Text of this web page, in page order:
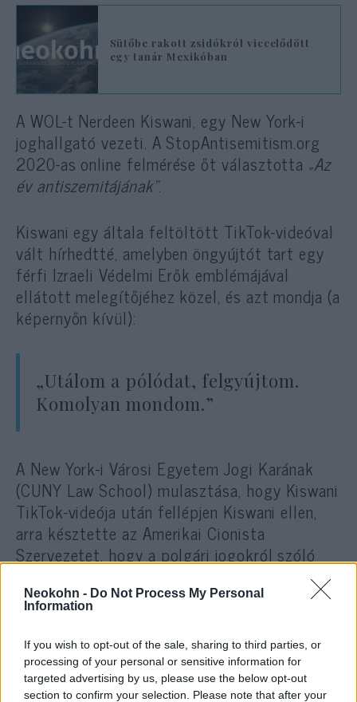
Neokohn - Do Not Process My Personal
Information
If you wish to opt-out of the sale, sharing to third parties, or
processing of your personal or sensitive information for
targeted advertising by us, please use the below opt-out
section to confirm your selection. Please note that after your
Sütőbe rakott zsidókról viccelődött
egy tanár Mexikóban
A WOL-t Nerdeen Kiswani, egy New York-i
joghallgató vezeti. A StopAntisemitism.org
2020-as online felmérése őt választotta „Az
év antiszemitájának”.
Kiswani egy általa feltöltött TikTok-videóval
vált hírhedtté, amelyben öngyújtót tart egy
férfi Izraeli Védelmi Erők emblémájával
ellátott melegítőjéhez közel, és azt mondja (a
képernyőn kívül):
„Utálom a pólódat, felgyújtom.
Komolyan mondom.”
A New York-i Városi Egyetem Jogi Karának
(CUNY Law School) mulasztása, hogy Kiswani
TikTok-videója után fellépjen Kiswani ellen,
arra késztette az Amerikai Cionista
Szervezetet, hogy a polgári jogokról szóló
törvény VI. címe alapján panaszt nyújtson be
az iskola ellen.
Kiswani állítólag egy zsidó diákot is
zaklatott, olyannyira, hogy a diák otthagyta a
jogi egyetemet.